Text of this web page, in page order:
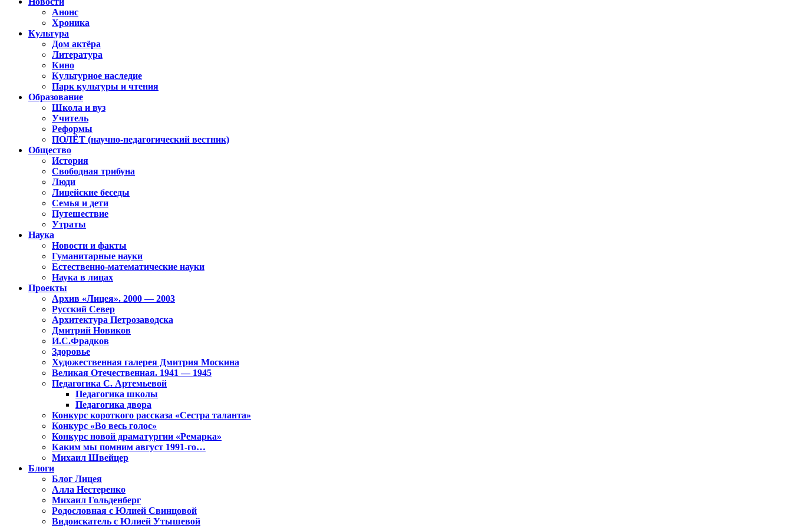
Анонс
Хроника
Культура
Дом актёра
Литература
Кино
Культурное наследие
Парк культуры и чтения
Образование
Школа и вуз
Учитель
Реформы
ПОЛЁТ (научно-педагогический вестник)
Общество
История
Свободная трибуна
Люди
Лицейские беседы
Семья и дети
Путешествие
Утраты
Наука
Новости и факты
Гуманитарные науки
Естественно-математические науки
Наука в лицах
Проекты
Архив «Лицея». 2000 — 2003
Русский Север
Архитектура Петрозаводска
Дмитрий Новиков
И.С.Фрадков
Здоровье
Художественная галерея Дмитрия Москина
Великая Отечественная. 1941 — 1945
Педагогика С. Артемьевой
Педагогика школы
Педагогика двора
Конкурс короткого рассказа «Сестра таланта»
Конкурс «Во весь голос»
Конкурс новой драматургии «Ремарка»
Каким мы помним август 1991-го…
Михаил Швейцер
Блоги
Блог Лицея
Алла Нестеренко
Михаил Гольденберг
Родословная с Юлией Свинцовой
Видоискатель с Юлией Утышевой